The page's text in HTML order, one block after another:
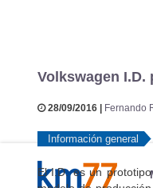
Volkswagen I.D.
28/09/2016 | Fernando
Información general
El I.D. es un